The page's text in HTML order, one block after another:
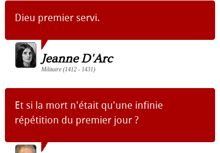
Dieu premier servi.
Jeanne D'Arc
Militaire (1412 - 1431)
Et si la mort n'était qu'une infinie
répétition du premier jour ?